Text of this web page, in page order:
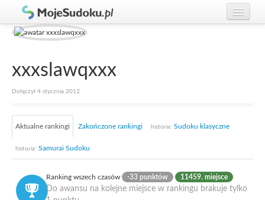
Graj w Sudoku!
Zasady Sudoku
xxxslawqxxx
Dołączył 4 stycznia 2012
Aktualne rankingi Zakończone rankingi historia: Sudoku klasyczne
historia: Samurai Sudoku
Ranking wszech czasów -33 punktów 11459. miejsce
Do awansu na kolejne miejsce w rankingu brakuje tylko